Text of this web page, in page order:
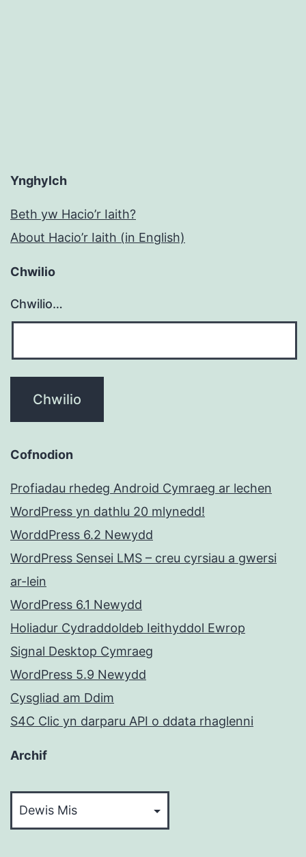
Ynghylch
Beth yw Hacio’r Iaith?
About Hacio’r Iaith (in English)
Chwilio
Chwilio…
Cofnodion
Profiadau rhedeg Android Cymraeg ar lechen
WordPress yn dathlu 20 mlynedd!
WorddPress 6.2 Newydd
WordPress Sensei LMS – creu cyrsiau a gwersi
ar-lein
WordPress 6.1 Newydd
Holiadur Cydraddoldeb Ieithyddol Ewrop
Signal Desktop Cymraeg
WordPress 5.9 Newydd
Cysgliad am Ddim
S4C Clic yn darparu API o ddata rhaglenni
Archif